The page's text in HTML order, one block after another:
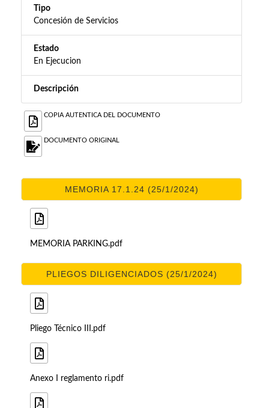
Tipo
Concesión de Servicios
Estado
En Ejecucion
Descripción
COPIA AUTENTICA DEL DOCUMENTO
DOCUMENTO ORIGINAL
MEMORIA 17.1.24 (25/1/2024)
MEMORIA PARKING.pdf
PLIEGOS DILIGENCIADOS (25/1/2024)
Pliego Técnico III.pdf
Anexo I reglamento ri.pdf